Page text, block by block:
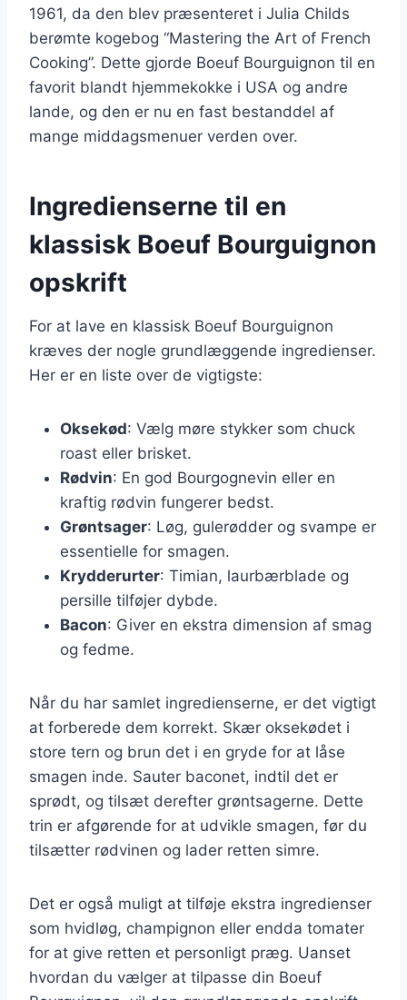
1961, da den blev præsenteret i Julia Childs
berømte kogebog “Mastering the Art of French
Cooking”. Dette gjorde Boeuf Bourguignon til en
favorit blandt hjemmekokke i USA og andre
lande, og den er nu en fast bestanddel af
mange middagsmenuer verden over.
Ingredienserne til en
klassisk Boeuf Bourguignon
opskrift
For at lave en klassisk Boeuf Bourguignon
kræves der nogle grundlæggende ingredienser.
Her er en liste over de vigtigste:
Oksekød: Vælg møre stykker som chuck
roast eller brisket.
Rødvin: En god Bourgognevin eller en
kraftig rødvin fungerer bedst.
Grøntsager: Løg, gulerødder og svampe er
essentielle for smagen.
Krydderurter: Timian, laurbærblade og
persille tilføjer dybde.
Bacon: Giver en ekstra dimension af smag
og fedme.
Når du har samlet ingredienserne, er det vigtigt
at forberede dem korrekt. Skær oksekødet i
store tern og brun det i en gryde for at låse
smagen inde. Sauter baconet, indtil det er
sprødt, og tilsæt derefter grøntsagerne. Dette
trin er afgørende for at udvikle smagen, før du
tilsætter rødvinen og lader retten simre.
Det er også muligt at tilføje ekstra ingredienser
som hvidløg, champignon eller endda tomater
for at give retten et personligt præg. Uanset
hvordan du vælger at tilpasse din Boeuf